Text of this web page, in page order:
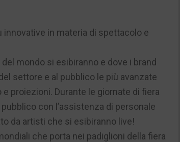
in materia di spettacolo e
mondo si esibiranno e dove i brand
settore e al pubblico le più avanzate
proiezioni. Durante le giornate di fiera
con l’assistenza di personale
da artisti che si esibiranno live!
che porta nei padiglioni della fiera